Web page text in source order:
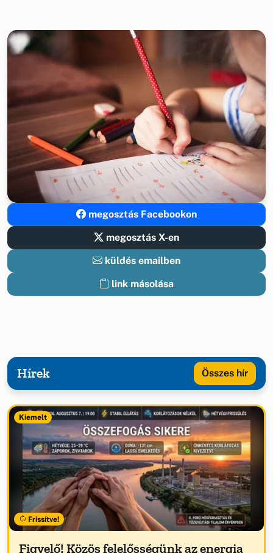
megosztás Facebookon
megosztás X-en
küldés emailben
link másolása
Hírek Összes hír
Kiemelt
Frissítve!
Figyelő! Közös felelősségünk az energia